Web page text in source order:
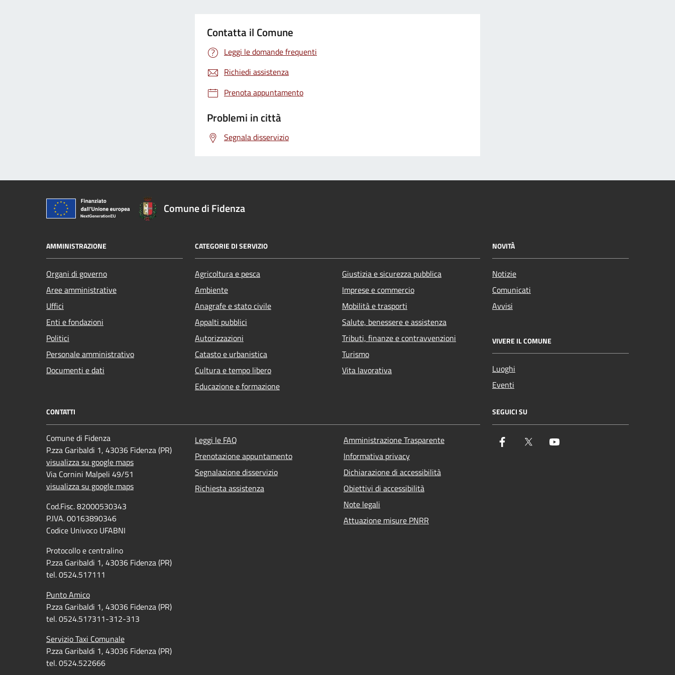
Contatta il Comune
Leggi le domande frequenti
Richiedi assistenza
Prenota appuntamento
Problemi in città
Segnala disservizio
Comune di Fidenza
AMMINISTRAZIONE
Organi di governo
Aree amministrative
Uffici
Enti e fondazioni
Politici
Personale amministrativo
Documenti e dati
CATEGORIE DI SERVIZIO
Agricoltura e pesca
Ambiente
Anagrafe e stato civile
Appalti pubblici
Autorizzazioni
Catasto e urbanistica
Cultura e tempo libero
Educazione e formazione
Giustizia e sicurezza pubblica
Imprese e commercio
Mobilità e trasporti
Salute, benessere e assistenza
Tributi, finanze e contravvenzioni
Turismo
Vita lavorativa
NOVITÀ
Notizie
Comunicati
Avvisi
VIVERE IL COMUNE
Luoghi
Eventi
CONTATTI
Comune di Fidenza
P.zza Garibaldi 1, 43036 Fidenza (PR)
visualizza su google maps
Via Cornini Malpeli 49/51
visualizza su google maps
Cod.Fisc. 82000530343
P.IVA. 00163890346
Codice Univoco UFABNI
Protocollo e centralino
P.zza Garibaldi 1, 43036 Fidenza (PR)
tel. 0524.517111
Punto Amico
P.zza Garibaldi 1, 43036 Fidenza (PR)
tel. 0524.517311-312-313
Servizio Taxi Comunale
P.zza Garibaldi 1, 43036 Fidenza (PR)
tel. 0524.522666
Leggi le FAQ
Prenotazione appuntamento
Segnalazione disservizio
Richiesta assistenza
Amministrazione Trasparente
Informativa privacy
Dichiarazione di accessibilità
Obiettivi di accessibilità
Note legali
Attuazione misure PNRR
SEGUICI SU
Facebook Twitter